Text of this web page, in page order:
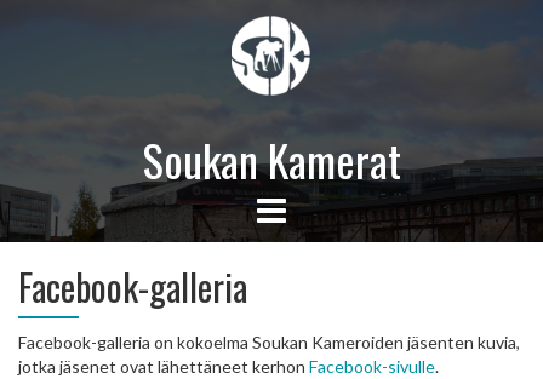
Soukan Kamerat
Facebook-galleria
Facebook-galleria on kokoelma Soukan Kameroiden jäsenten kuvia,
jotka jäsenet ovat lähettäneet kerhon Facebook-sivulle.